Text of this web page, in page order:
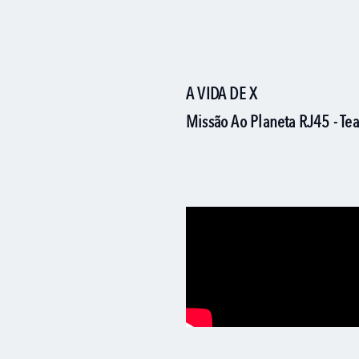
A VIDA DE X
Missão Ao Planeta RJ45 -